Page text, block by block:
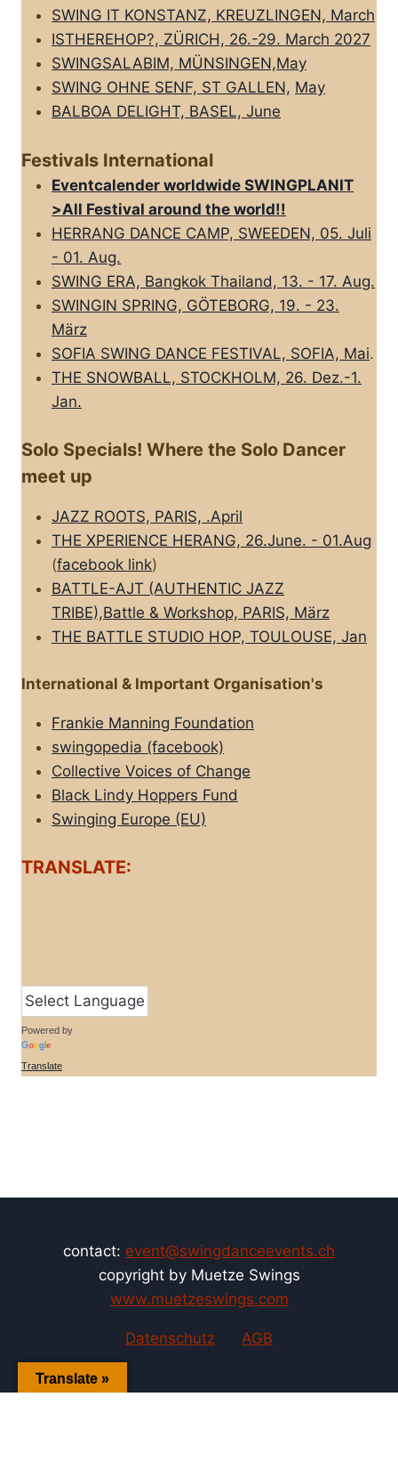
SWING IT KONSTANZ, KREUZLINGEN, March
ISTHEREHOP?, ZÜRICH, 26.-29. March 2027
SWINGSALABIM, MÜNSINGEN,May
SWING OHNE SENF, ST GALLEN, May
BALBOA DELIGHT, BASEL, June
Festivals International
Eventcalender worldwide SWINGPLANIT
>All FestivaI around the world!!
HERRANG DANCE CAMP, SWEEDEN, 05. Juli
- 01. Aug.
SWING ERA, Bangkok Thailand, 13. - 17. Aug.
SWINGIN SPRING, GÖTEBORG, 19. - 23.
März
SOFIA SWING DANCE FESTIVAL, SOFIA, Mai.
THE SNOWBALL, STOCKHOLM, 26. Dez.-1.
Jan.
Solo Specials! Where the Solo Dancer
meet up
JAZZ ROOTS, PARIS, .April
THE XPERIENCE HERANG, 26.June. - 01.Aug
(facebook link)
BATTLE-AJT (AUTHENTIC JAZZ
TRIBE),Battle & Workshop, PARIS, März
THE BATTLE STUDIO HOP, TOULOUSE, Jan
International & Important Organisation's
Frankie Manning Foundation
swingopedia (facebook)
Collective Voices of Change
Black Lindy Hoppers Fund
Swinging Europe (EU)
TRANSLATE:
Powered by
Translate
contact: event@swingdanceevents.ch
copyright by Muetze Swings
www.muetzeswings.com
Datenschutz AGB
Translate »